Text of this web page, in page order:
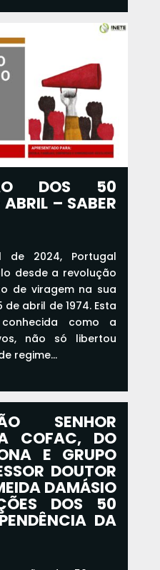
DOS 50
– SABER
2024, Portugal
desde a revolução
de viragem na sua
abril de 1974. Esta
como a
não só libertou
regime...
SENHOR
COFAC, DO
E GRUPO
DOUTOR
DAMÁSIO
DOS 50
DA